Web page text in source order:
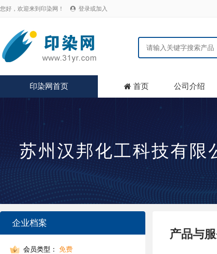
您好，欢迎来到印染网！  登录或加入
印染网首页  首页 公司介绍
苏州汉邦化工科技有限
企业档案
会员类型： 免费
产品与